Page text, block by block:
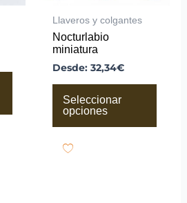
Llaveros y colgantes
Nocturlabio
miniatura
Desde:32,34€
Seleccionar
opciones
la
de
producto